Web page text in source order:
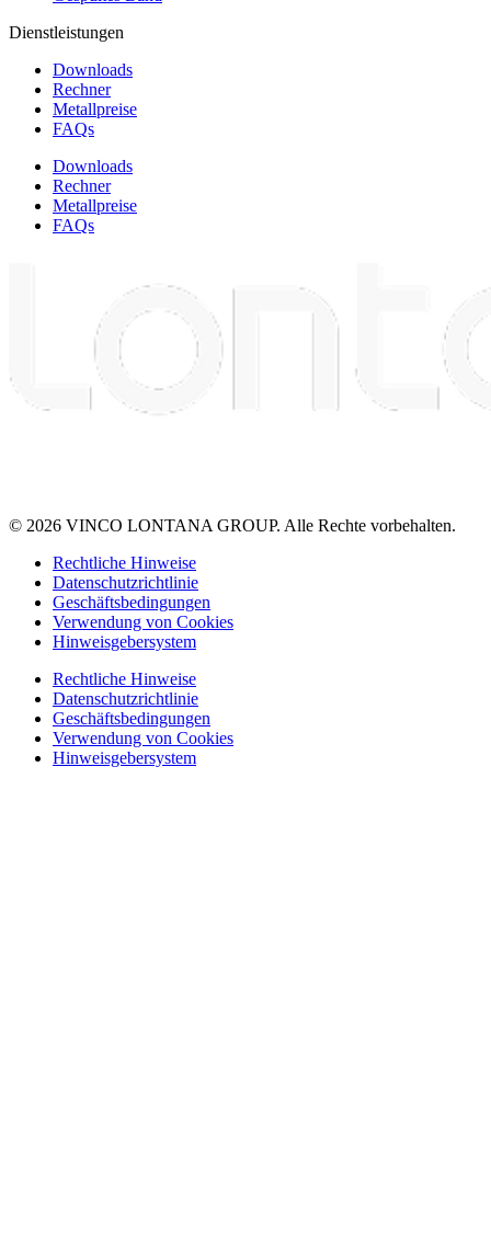
Dienstleistungen
Downloads
Rechner
Metallpreise
FAQs
Downloads
Rechner
Metallpreise
FAQs
© 2026 VINCO LONTANA GROUP. Alle Rechte vorbehalten.
Rechtliche Hinweise
Datenschutzrichtlinie
Geschäftsbedingungen
Verwendung von Cookies
Hinweisgebersystem
Rechtliche Hinweise
Datenschutzrichtlinie
Geschäftsbedingungen
Verwendung von Cookies
Hinweisgebersystem